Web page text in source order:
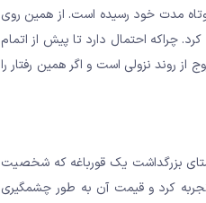
مدت خود رسیده است. از همین روی
بماند، روند خوبی را طی خواهد کرد. چراکه احتمال دارد تا پیش از اتمام
شیبا اینو در حال خروج از روند نزولی است و اگر همین رفتار را
2023 دانست. این میم کوین در راستای بزرگداشت یک قورباغه که شخصیت
پپه، در اوریل سال 2023، محبوبیت دیوانه واری را تجربه کرد و قیمت آن به طور چشمگیری